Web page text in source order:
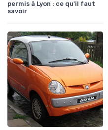
permis à Lyon : ce qu'il faut
savoir